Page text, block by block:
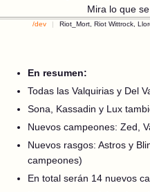
Mira lo que
/dev Riot_Mort, Riot Wittrock,
En resumen:
Todas las Valquirias y Del
Sona, Kassadin y Lux
Nuevos campeones: Zed,
Nuevos rasgos: Astros y
campeones)
En total serán 14 nuevos